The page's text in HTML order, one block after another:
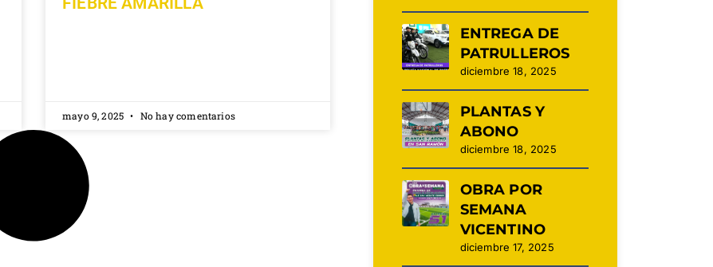
mayo 9, 2025 No hay comentarios
ENTREGA DE
PATRULLEROS
diciembre 18, 2025
PLANTAS Y
ABONO
diciembre 18, 2025
OBRA POR
SEMANA
VICENTINO
diciembre 17, 2025